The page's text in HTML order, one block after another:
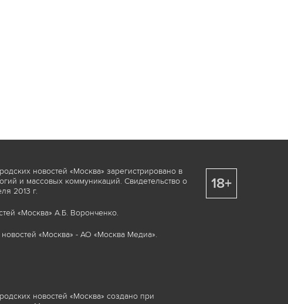
новостей «Москва» зарегистрировано в
и массовых коммуникаций. Свидетельство о
2013 г.
«Москва» А.Б. Воронченко.
«Москва» - АО «Москва Медиа».
новостей «Москва» создано при
18+